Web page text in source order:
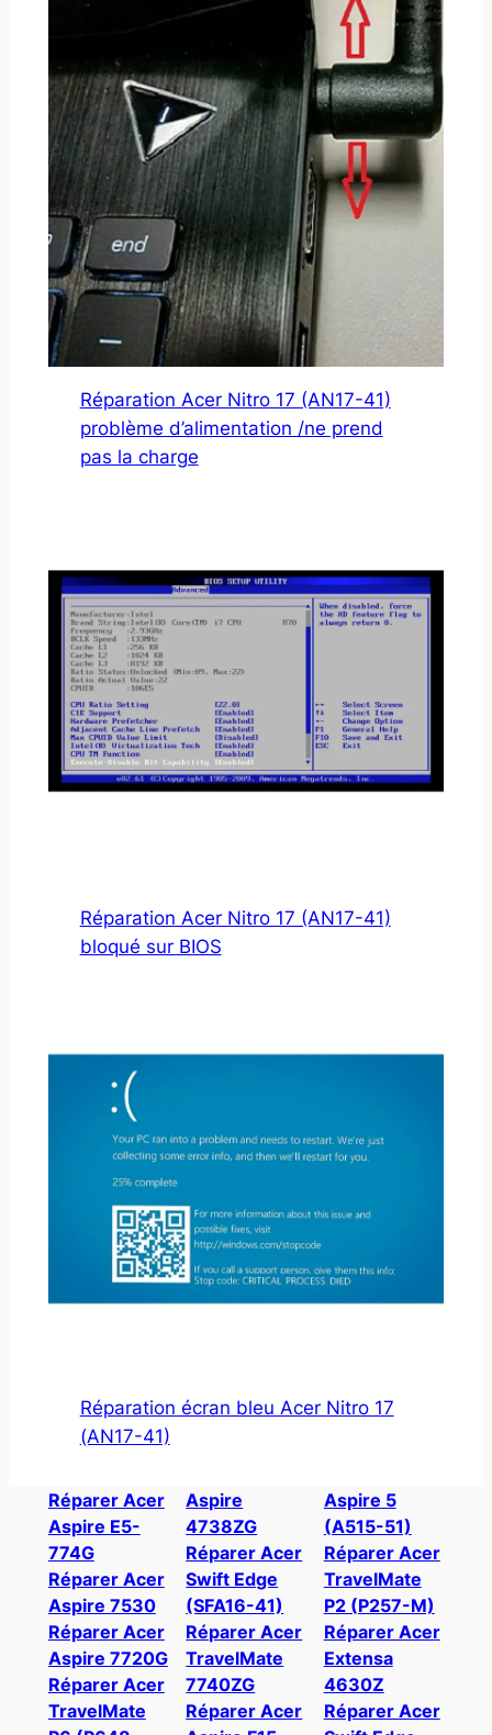
Réparation Acer Nitro 17 (AN17-41)
problème d’alimentation /ne prend
pas la charge
Réparation Acer Nitro 17 (AN17-41)
bloqué sur BIOS
Réparation écran bleu Acer Nitro 17
(AN17-41)
Réparer Acer
Aspire E5-
774G
Réparer Acer
Aspire 7530
Réparer Acer
Aspire 7720G
Réparer Acer
TravelMate
Aspire
4738ZG
Réparer Acer
Swift Edge
(SFA16-41)
Réparer Acer
TravelMate
7740ZG
Réparer Acer
Aspire 5
(A515-51)
Réparer Acer
TravelMate
P2 (P257-M)
Réparer Acer
Extensa
4630Z
Réparer Acer